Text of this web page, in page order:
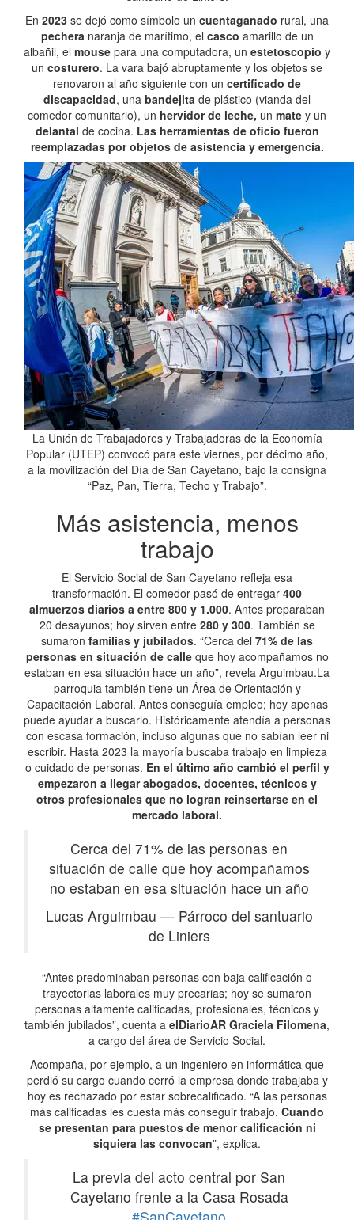
En 2023 se dejó como símbolo un cuentaganado rural, una
pecheranaranja de marítimo, el casco amarillo de un
albañil, el mouse para una computadora, un estetoscopio y
un costurero. La vara bajó abruptamente y los objetos se
renovaron al año siguiente con un certificado de
discapacidad, una bandejita de plástico (vianda del
comedor comunitario), un hervidor de leche, un mate y un
delantal de cocina. Las herramientas de oficio fueron
reemplazadas por objetos de asistencia y emergencia.
La Unión de Trabajadores y Trabajadoras de la Economía
Popular (UTEP) convocó para este viernes, por décimo año,
a la movilización del Día de San Cayetano, bajo la consigna
“Paz, Pan, Tierra, Techo y Trabajo”.
Más asistencia, menos
trabajo
El Servicio Social de San Cayetano refleja esa
transformación. El comedor pasó de entregar 400
almuerzos diarios a entre 800 y 1.000. Antes preparaban
20 desayunos; hoy sirven entre 280 y 300. También se
sumaron familias y jubilados. “Cerca del 71% de las
personas en situación de calleque hoy acompañamos no
estaban en esa situación hace un año”, revela Arguimbau.La
parroquia también tiene un Área de Orientación y
Capacitación Laboral. Antes conseguía empleo; hoy apenas
puede ayudar a buscarlo. Históricamente atendía a personas
con escasa formación, incluso algunas que no sabían leer ni
escribir. Hasta 2023 la mayoría buscaba trabajo en limpieza
o cuidado de personas. En el último año cambió el perfil y
empezaron a llegar abogados, docentes, técnicos y
otros profesionales que no logran reinsertarse en el
mercado laboral.
Cerca del 71% de las personas en
situación de calle que hoy acompañamos
no estaban en esa situación hace un año
Lucas Arguimbau —Párroco del santuario
de Liniers
“Antes predominaban personas con baja calificación o
trayectorias laborales muy precarias; hoy se sumaron
personas altamente calificadas, profesionales, técnicos y
también jubilados”, cuenta a elDiarioAR Graciela Filomena,
a cargo del área de Servicio Social.
Acompaña, por ejemplo, a un ingeniero en informática que
perdió su cargo cuando cerró la empresa donde trabajaba y
hoy es rechazado por estar sobrecalificado. “A las personas
más calificadas les cuesta más conseguir trabajo. Cuando
se presentan para puestos de menor calificación ni
siquiera las convocan”, explica.
La previa del acto central por San
Cayetano frente a la Casa Rosada